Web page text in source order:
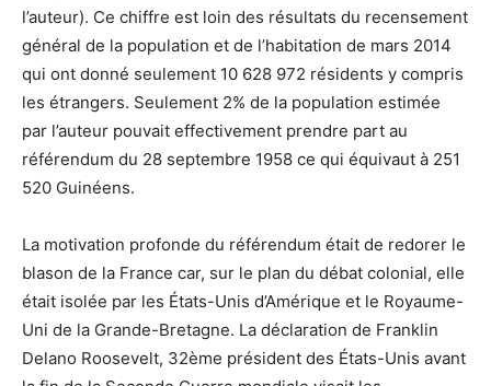
l’auteur). Ce chiffre est loin des résultats du recensement
général de la population et de l’habitation de mars 2014
qui ont donné seulement 10 628 972 résidents y compris
les étrangers. Seulement 2% de la population estimée
par l’auteur pouvait effectivement prendre part au
référendum du 28 septembre 1958 ce qui équivaut à 251
520 Guinéens.
La motivation profonde du référendum était de redorer le
blason de la France car, sur le plan du débat colonial, elle
était isolée par les États-Unis d’Amérique et le Royaume-
Uni de la Grande-Bretagne. La déclaration de Franklin
Delano Roosevelt, 32ème président des États-Unis avant